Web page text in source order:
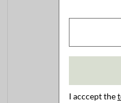
I acccept the